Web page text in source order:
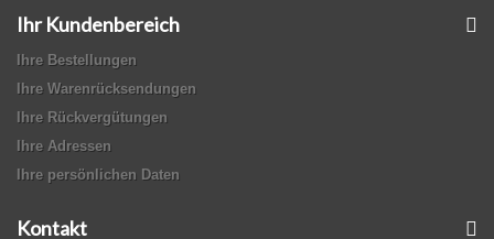
Ihr Kundenbereich
Ihre Bestellungen
Ihre Warenrücksendungen
Ihre Rückvergütungen
Ihre Adressen
Ihre persönlichen Daten
Kontakt